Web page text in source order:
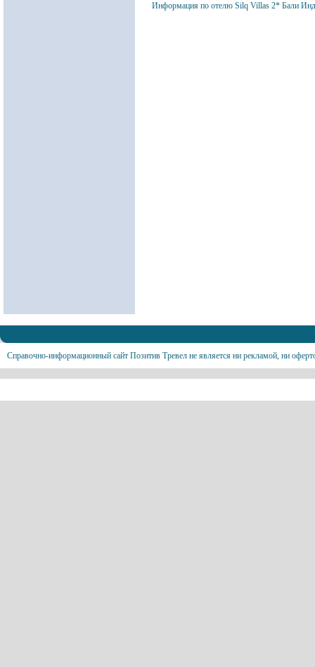
Информация по отелю Silq Villas 2* Бали
Справочно-информационный сайт Позитив Тревел не является ни рекламой, ни